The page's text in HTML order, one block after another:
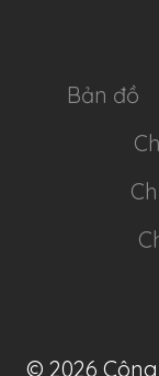
Bản đồ
© 2026